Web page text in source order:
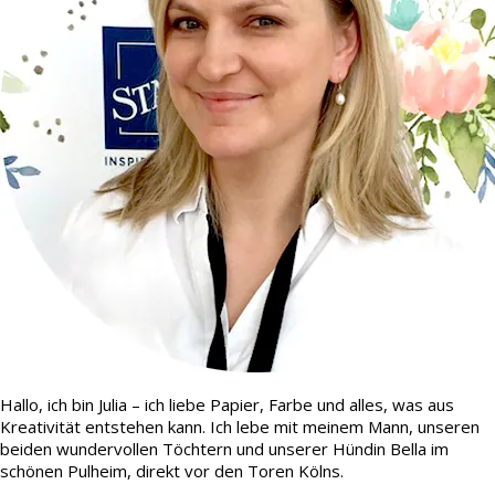
Hallo, ich bin Julia – ich liebe Papier, Farbe und alles, was aus
Kreativität entstehen kann. Ich lebe mit meinem Mann, unseren
beiden wundervollen Töchtern und unserer Hündin Bella im
schönen Pulheim, direkt vor den Toren Kölns.